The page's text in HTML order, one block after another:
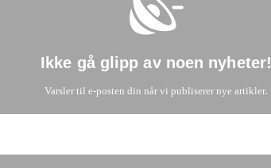
Ikke gå glipp av noen nyheter!
Varsler til e-posten din når vi publiserer nye artikler.